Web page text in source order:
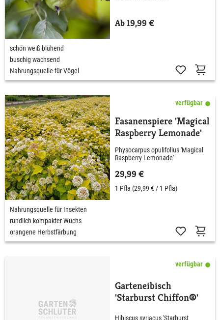
Ab 19,99 €
schön weiß blühend
buschig wachsend
Nahrungsquelle für Vögel
verfügbar
Fasanenspiere 'Magical
Raspberry Lemonade'
Physocarpus opulifolius 'Magical
Raspberry Lemonade'
29,99 €
1 Pfla (29,99 € / 1 Pfla)
Nahrungsquelle für Insekten
rundlich kompakter Wuchs
orangene Herbstfärbung
verfügbar
Garteneibisch
'Starburst Chiffon®'
Hibiscus syriacus 'Starburst